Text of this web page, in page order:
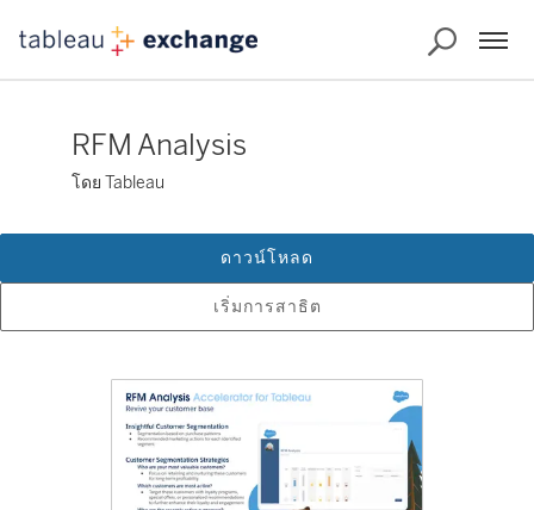
RFM Analysis
โดย Tableau
เริ่มการสาธิต
ดาวน์โหลด